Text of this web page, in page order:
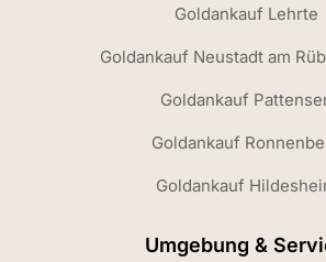
Goldankauf Lehrte
Goldankauf Neustadt am
Goldankauf
Goldankauf
Goldankauf
Umgebung &